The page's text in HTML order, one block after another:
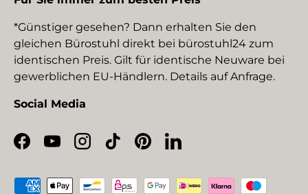
*Günstiger gesehen? Dann erhalten Sie den
gleichen Bürostuhl direkt bei bürostuhl24 zum
identischen Preis. Gilt für identische Neuware bei
gewerblichen EU-Händlern. Details auf Anfrage.
Social Media
Facebook
YouTubeInstagram
TikTokPinterestLinkedIn
Zahlungsmethoden